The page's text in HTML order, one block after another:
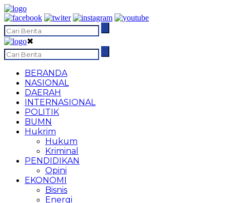
✖
BERANDA
NASIONAL
DAERAH
INTERNASIONAL
POLITIK
BUMN
Hukrim
Hukum
Kriminal
PENDIDIKAN
Opini
EKONOMI
Bisnis
Energi